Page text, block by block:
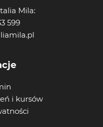
Mila:
599
i kursów